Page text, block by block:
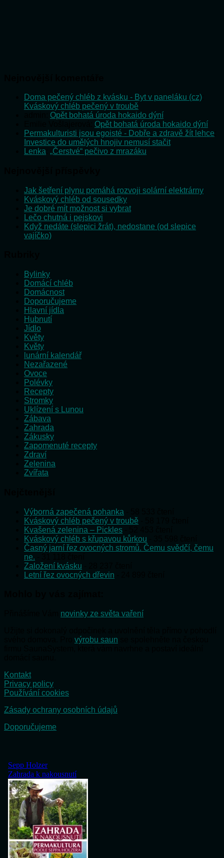
Doma pečený chléb z kvásku - Byt v paneláku (cz)
Kváskový chléb pečený v troubě
Opět bohatá úroda hokaido dýní
Opět bohatá úroda hokaido dýní
Permakulturisti jsou egoisté - Dobře a zdravě žít lehce
Investice do umělých hnojiv nemusí stačit
Lenka „Čerstvé“ pečivo z mrazáku
Jak šetření plynu pomáhá rozvoji solární elektrárny
Kváskový chléb od sousedky
Je dobré mít možnost si vybrat
Lečo chutná i pejskovi
Když nedáte (slepici žrát), nedostane (od slepice
vajíčko)
Bylinky
Domácí chléb
Domácnost
Doporučujeme
Hlavní jídla
Hubnutí
Jídlo
Květy
Květy
lunární kalendář
Nezařazené
Ovoce
Polévky
Recepty
Stromky
Uklízení s Lunou
Zábava
Zahrada
Zákusky
Zapomenuté recepty
Zdraví
Zelenina
Zvířata
Výborná zapečená pohanka
Kváskový chléb pečený v troubě
Kvašená zelenina – Pickles
Kváskový chléb s křupavou kůrkou
Časný jarní řez ovocných stromů. Čemu svědčí, čemu
ne.
Založení kvásku
Letní řez ovocných dřevin
novinky ze světa vaření
výrobu saun
Kontakt
Privacy policy
Používání cookies
Zásady ochrany osobních údajů
Doporučujeme